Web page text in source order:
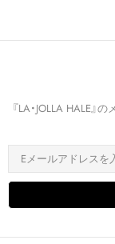
『LA・JOLLA HALE